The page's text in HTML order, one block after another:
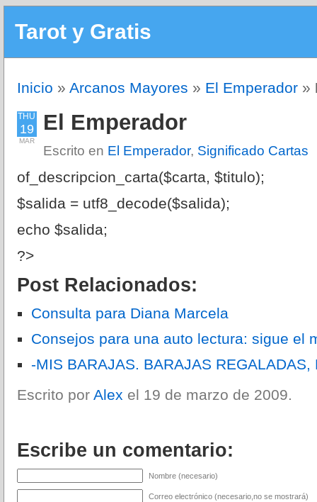
Tarot y Gratis
Inicio » Arcanos Mayores » El Emperador »
THU
19
MAR
El Emperador
Escrito en El Emperador, Significado Cartas
of_descripcion_carta($carta, $titulo);
$salida = utf8_decode($salida);
echo $salida;
?>
Post Relacionados:
Consulta para Diana Marcela
Consejos para una auto lectura: sigue el
-MIS BARAJAS. BARAJAS REGALADAS,
Escrito por Alex el 19 de marzo de 2009.
Escribe un comentario:
Nombre (necesario)
Correo electrónico (necesario,no se mostrará)